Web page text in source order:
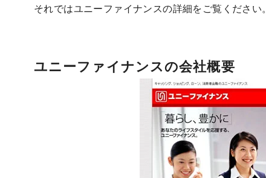
それではユニーファイナンスの詳細をご覧ください。
ユニーファイナンスの会社概要